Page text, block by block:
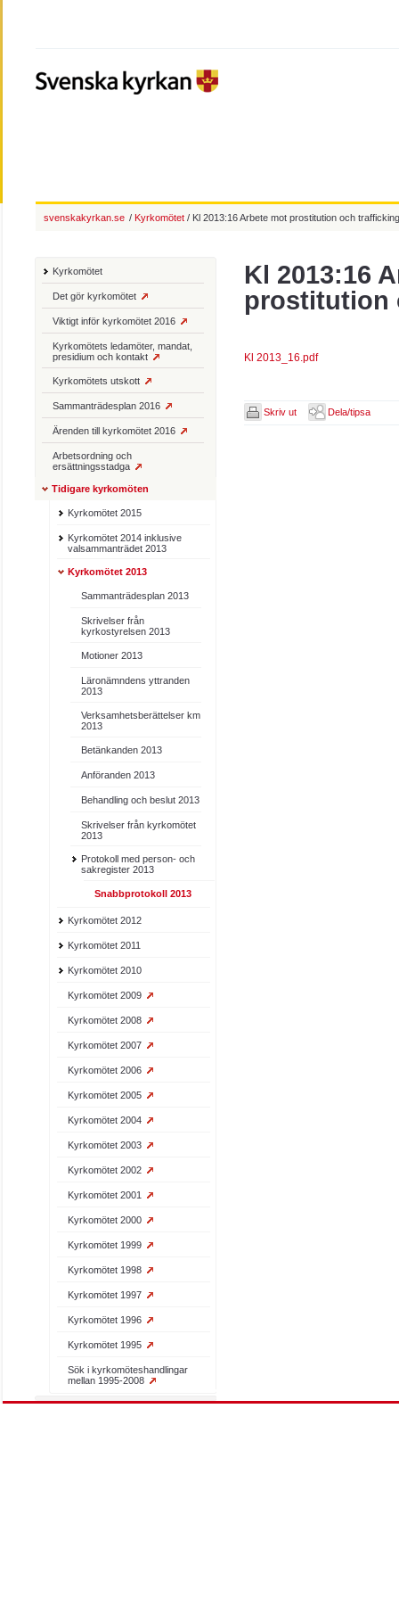
Kl 2013:16
prostitution
Kl 2013_16.pdf
Skriv ut Dela/tipsa
Kyrkomötet
Det gör kyrkomötet
Viktigt inför kyrkomötet 2016
Kyrkomötets ledamöter, mandat,
presidium och kontakt
Kyrkomötets utskott
Sammanträdesplan 2016
Ärenden till kyrkomötet 2016
Arbetsordning och
ersättningsstadga
Tidigare kyrkomöten
Kyrkomötet 2015
Kyrkomötet 2014 inklusive
valsammanträdet 2013
Kyrkomötet 2013
Sammanträdesplan 2013
Skrivelser från
kyrkostyrelsen 2013
Motioner 2013
Läronämndens yttranden
2013
Verksamhetsberättelser km
2013
Betänkanden 2013
Anföranden 2013
Behandling och beslut 2013
Skrivelser från kyrkomötet
2013
Protokoll med person- och
sakregister 2013
Snabbprotokoll 2013
Kyrkomötet 2012
Kyrkomötet 2011
Kyrkomötet 2010
Kyrkomötet 2009
Kyrkomötet 2008
Kyrkomötet 2007
Kyrkomötet 2006
Kyrkomötet 2005
Kyrkomötet 2004
Kyrkomötet 2003
Kyrkomötet 2002
Kyrkomötet 2001
Kyrkomötet 2000
Kyrkomötet 1999
Kyrkomötet 1998
Kyrkomötet 1997
Kyrkomötet 1996
Kyrkomötet 1995
Sök i kyrkomöteshandlingar
mellan 1995-2008
svenskakyrkan.se / Kyrkomötet / Kl 2013:16 Arbete mot prostitution och trafficking